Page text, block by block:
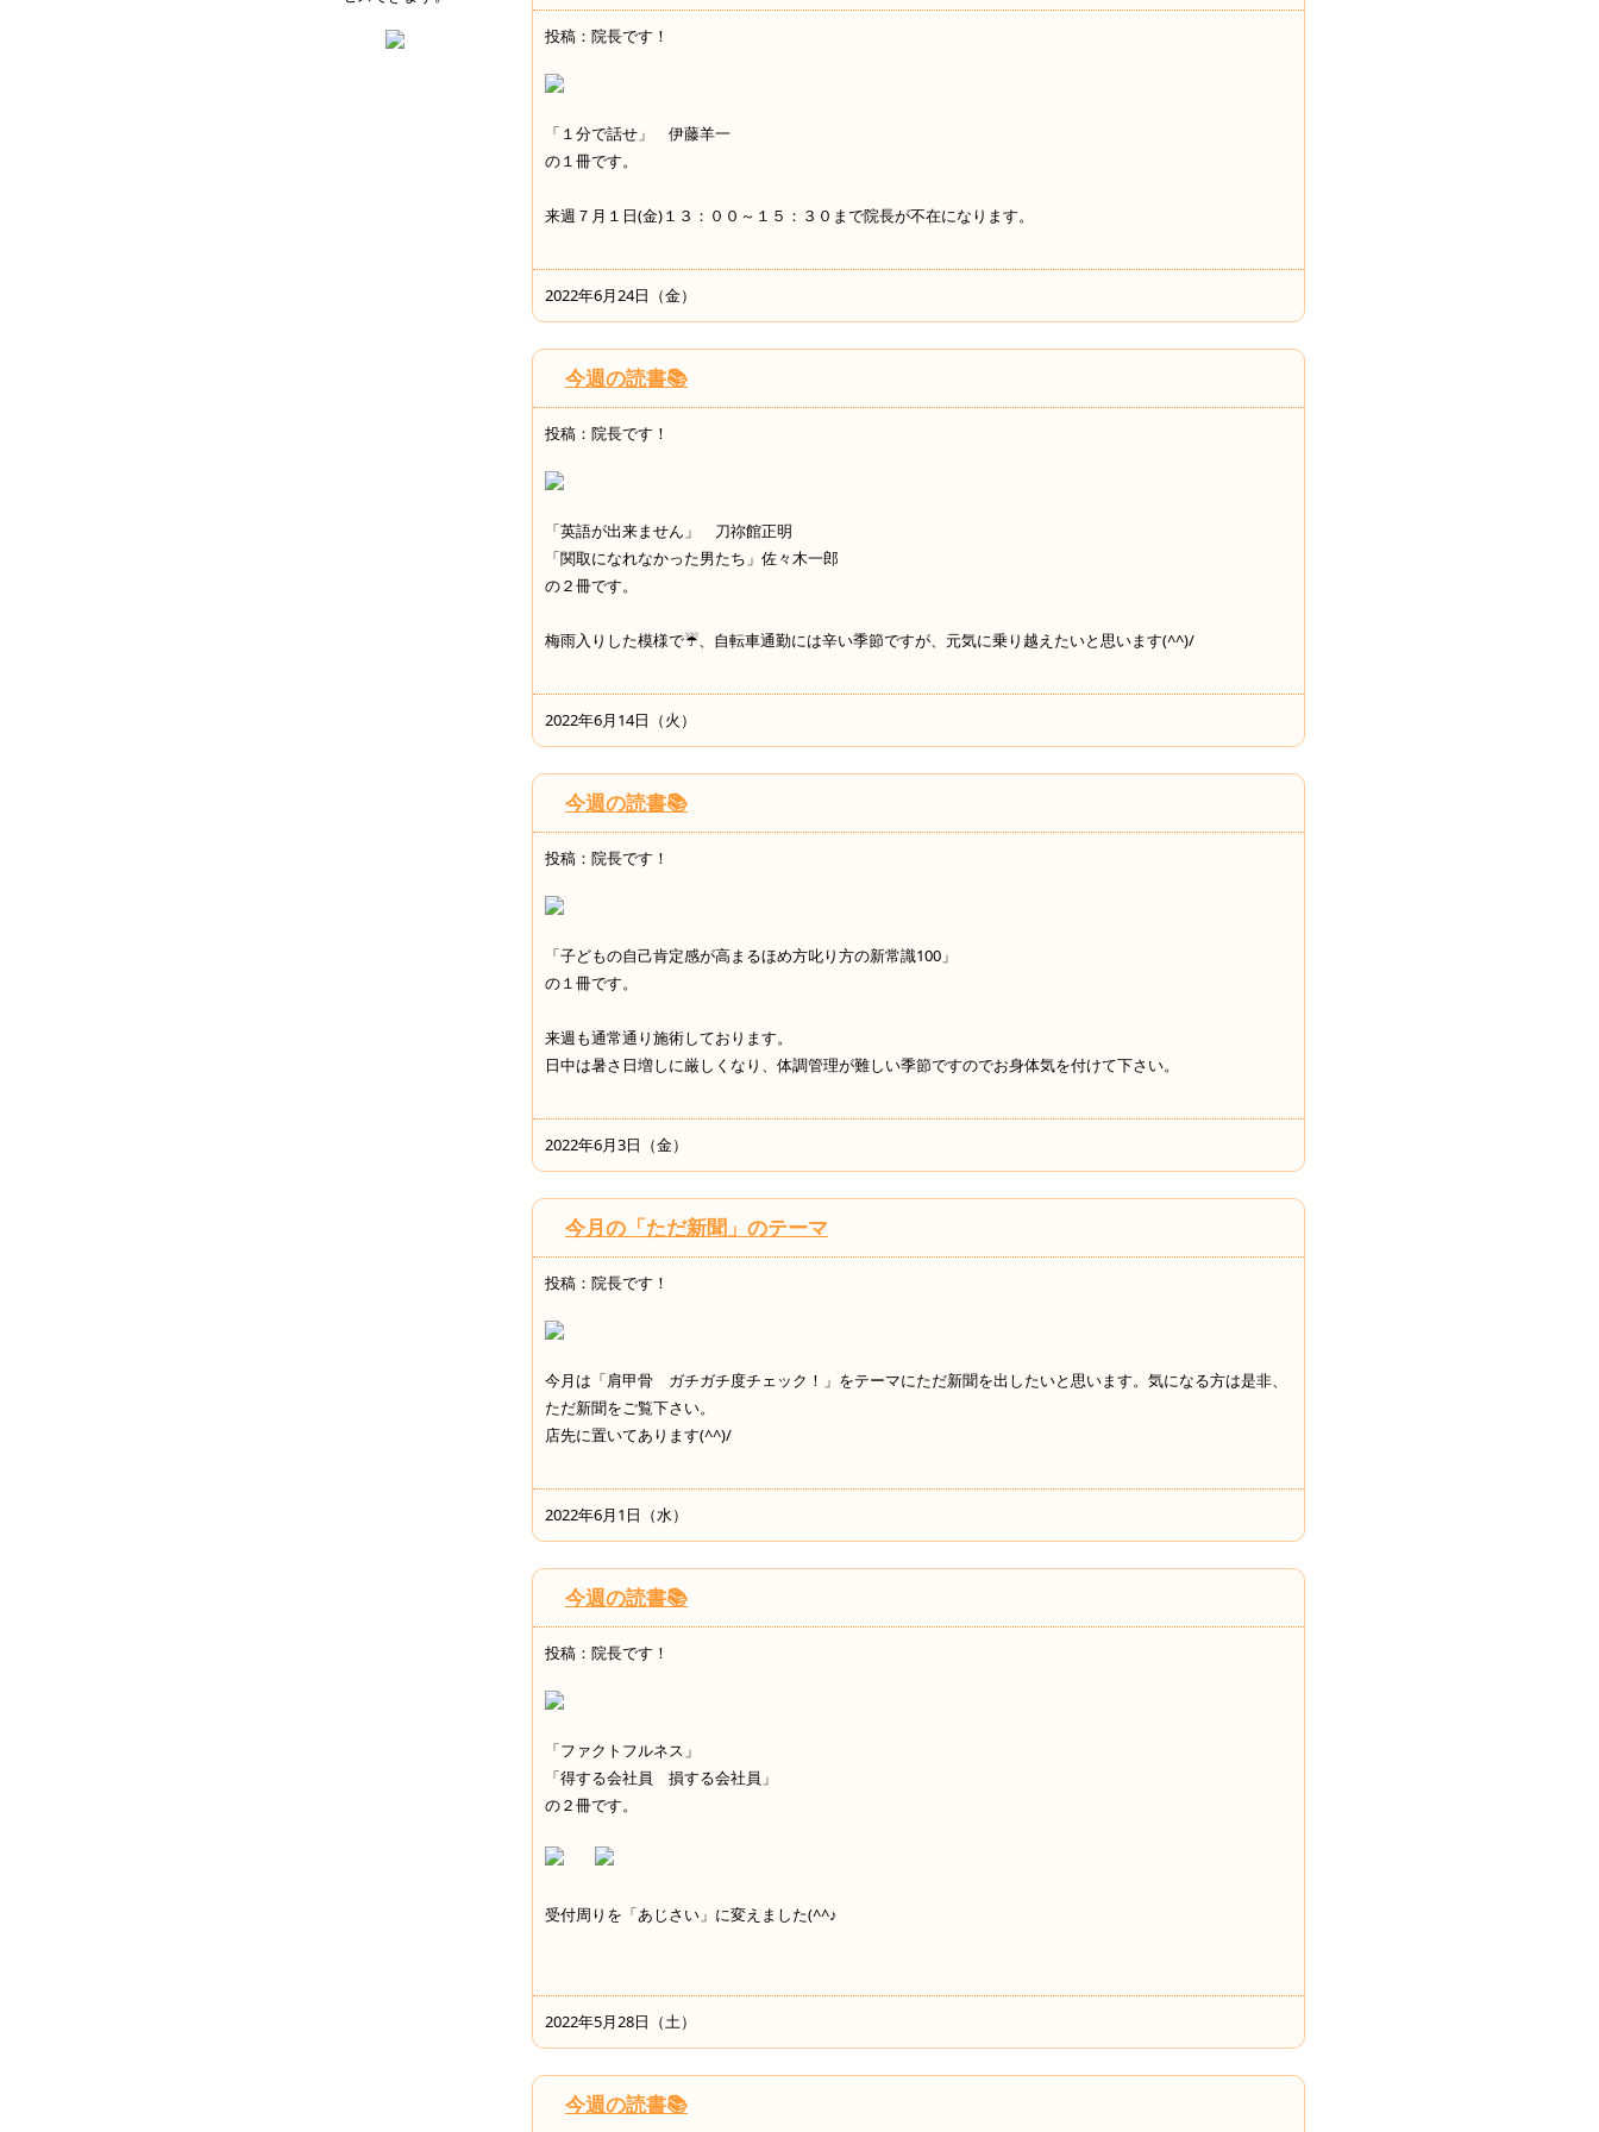
投稿：院長です！
「１分で話せ」 伊藤羊一
の１冊です。
来週７月１日(金)１３：００～１５：３０まで院長が不在になります。
2022年6月24日（金）
今週の読書📚
投稿：院長です！
「英語が出来ません」 刀祢館正明
「関取になれなかった男たち」佐々木一郎
の２冊です。
梅雨入りした模様で☔、自転車通勤には辛い季節ですが、元気に乗り越えたいと思います(^^)/
2022年6月14日（火）
今週の読書📚
投稿：院長です！
「子どもの自己肯定感が高まるほめ方叱り方の新常識100」
の１冊です。
来週も通常通り施術しております。
日中は暑さ日増しに厳しくなり、体調管理が難しい季節ですのでお身体気を付けて下さい。
2022年6月3日（金）
今月の「ただ新聞」のテーマ
投稿：院長です！
今月は「肩甲骨 ガチガチ度チェック！」をテーマにただ新聞を出したいと思います。気になる方は是非、
ただ新聞をご覧下さい。
店先に置いてあります(^^)/
2022年6月1日（水）
今週の読書📚
投稿：院長です！
「ファクトフルネス」
「得する会社員 損する会社員」
の２冊です。
受付周りを「あじさい」に変えました(^^♪
2022年5月28日（土）
今週の読書📚